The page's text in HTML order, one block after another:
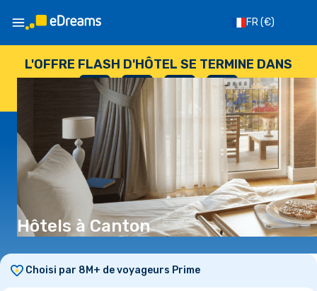
FR(€)
L'OFFRE FLASH D'HÔTEL SE TERMINE DANS
--
JOURS
: --
HEURES
: --
SECONDES
Hôtels à Canton
Choisi par 8M+ de voyageurs Prime